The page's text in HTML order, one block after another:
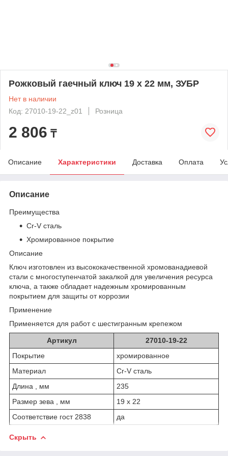
Рожковый гаечный ключ 19 x 22 мм, ЗУБР
Нет в наличии
Код: 27010-19-22_z01
Розница
2 806 ₸
Описание Характеристики Доставка Оплата
Описание
Преимущества
Cr-V сталь
Хромированное покрытие
Описание
Ключ изготовлен из высококачественной хромованадиевой
стали с многоступенчатой закалкой для увеличения ресурса
ключа, а также обладает надежным хромированным
покрытием для защиты от коррозии
Применение
Применяется для работ с шестигранным крепежом
Артикул
27010-19-22
Покрытие
хромированное
Материал
Cr-V сталь
Длина , мм
235
Размер зева , мм
19 х 22
Соответствие гост 2838
да
Скрыть